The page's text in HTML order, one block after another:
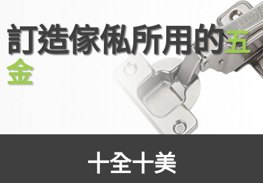
訂造傢俬所用的五
金
十全十美